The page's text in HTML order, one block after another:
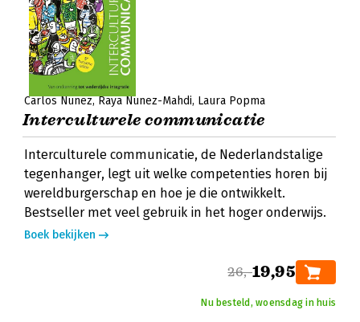
Carlos Nunez Raya Nunez-Mahdi Laura Popma
Interculturele communicatie
Interculturele communicatie, de Nederlandstalige
tegenhanger, legt uit welke competenties horen bij
wereldburgerschap en hoe je die ontwikkelt.
Bestseller met veel gebruik in het hoger onderwijs.
Boek bekijken
26,-19,95
Nu besteld, woensdag in huis